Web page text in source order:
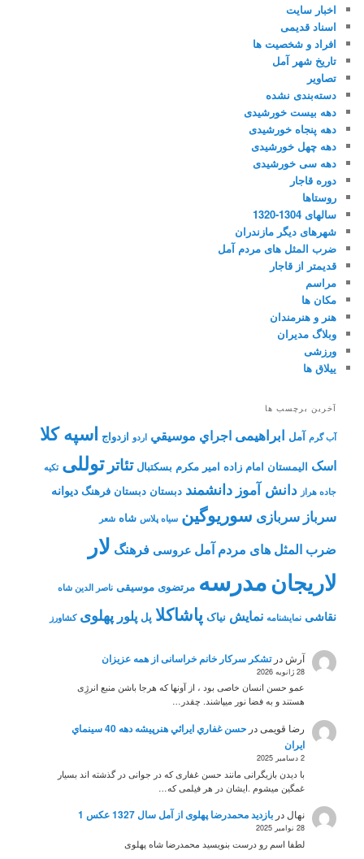
اخبار سایت
اسناد قدیمی
افراد و شخصیت ها
تاریخ شهر آمل
تصاویر
دسته‌بندی نشده
دهه بیست خورشیدی
دهه پنجاه خورشیدی
دهه چهل خورشیدی
دهه سی خورشیدی
دوره قاجار
روستاها
سالهای 1304-1320
شهرهای دیگر مازندران
ضرب المثل های مردم آمل
قدیمتر از قاجار
مراسم
مکان ها
هنر و هنرمندان
وبلاگ مدیران
ورزشی
ییلاق ها
آخرین برچسب ها
آب گرم آمل ابراهیمی اجراي موسيقي اردو ازدواج اسپه کلا
اسک الیمستان امام زاده امیر مکرم بسکتبال تئاتر توللی تکیه
جاده هراز دانش آموز دانشمند دبستان دبستان فرهنگ دیوانه
سرباز سربازی سوریوگین سیاه پلاس شاه شعر
ضرب المثل های مردم آمل عروسی فرهنگ لار
لاریجانمدرسه مرتضوی موسیقی ناصر الدین شاه
نقاشی نمايشنامه نمایش نیاک پاشاکلا پل پلور پهلوی کشاورز
آرش درتشکر سرکار خانم خراسانی از همه عزیزان
28 ژانویه 2026
عمو حسن انسان خاصی بود ، از آونها که هرجا باشن منبع انرژِی
هستند و به فضا نور میپاشند. چقدر…
رضا قویمیدر
حسن غفاري ايرائي هنرپيشه دهه 40 سينماي
ايران
2 دسامبر 2025
با دیدن بازیگرانی مانند حسن غفاری که در جوانی در گذشته اند بسیار
غمگین میشوم .ایشان در هر فیلمی که…
نهالدربازدید محمدرضا پهلوی از آمل سال 1327 عکس 1
28 نوامبر 2025
لطفا اسم رو درست بنویسید محمدرضا شاه پهلوی